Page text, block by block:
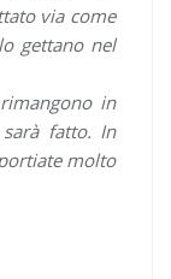
via come
gettano nel
in
fatto. In
molto